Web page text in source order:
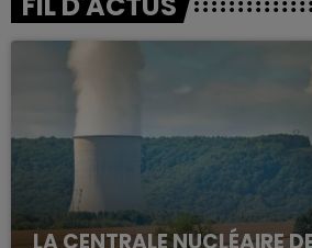
LA CENTRALE NUCLÉAIRE